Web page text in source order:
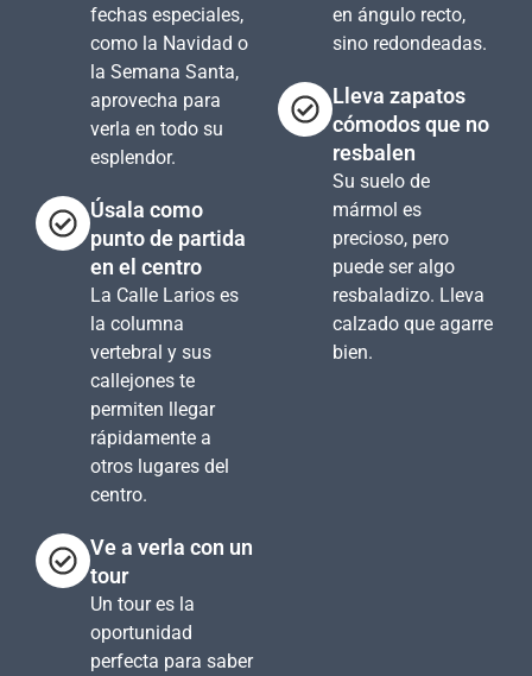
fechas especiales,
como la Navidad o
la Semana Santa,
aprovecha para
verla en todo su
esplendor.
Úsala como
punto de partida
en el centro
La Calle Larios es
la columna
vertebral y sus
callejones te
permiten llegar
rápidamente a
otros lugares del
centro.
Ve a verla con un
tour
Un tour es la
oportunidad
perfecta para saber
en ángulo recto,
sino redondeadas.
Lleva zapatos
cómodos que no
resbalen
Su suelo de
mármol es
precioso, pero
puede ser algo
resbaladizo. Lleva
calzado que agarre
bien.